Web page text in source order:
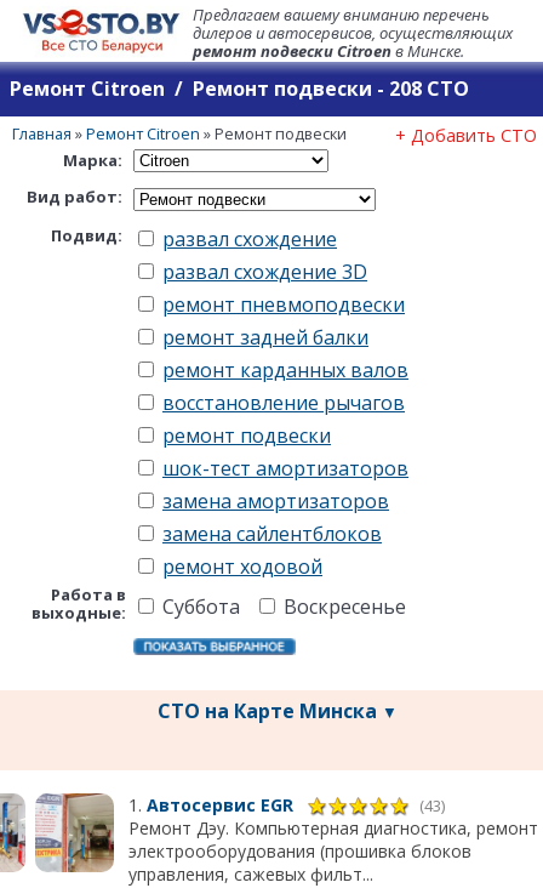
Предлагаем вашему вниманию перечень
дилеров и автосервисов, осуществляющих
ремонт подвески Citroenв Минске.
Ремонт Citroen / Ремонт подвески - 208 СТО
Главная »Ремонт Citroen »Ремонт подвески + Добавить СТО
Марка:
Вид работ:
Подвид:
развал схождение
развал схождение 3D
ремонт пневмоподвески
ремонт задней балки
ремонт карданных валов
восстановление рычагов
ремонт подвески
шок-тест амортизаторов
замена амортизаторов
замена сайлентблоков
ремонт ходовой
Работа в
выходные:
Суббота Воскресенье
СТО на Карте Минска ▼
1. Автосервис EGR (43)
Ремонт Дэу. Компьютерная диагностика, ремонт
электрооборудования (прошивка блоков
управления, сажевых фильт...